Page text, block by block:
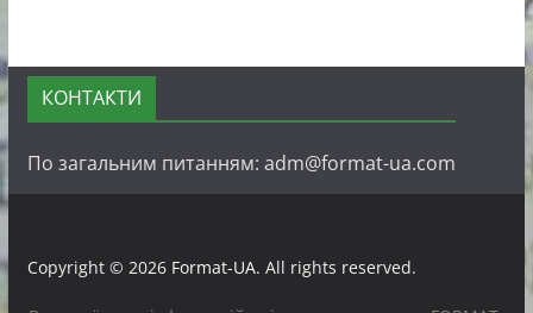
КОНТАКТИ
По загальним питанням: adm@format-ua.com
Copyright © 2026 Format-UA. All rights reserved.